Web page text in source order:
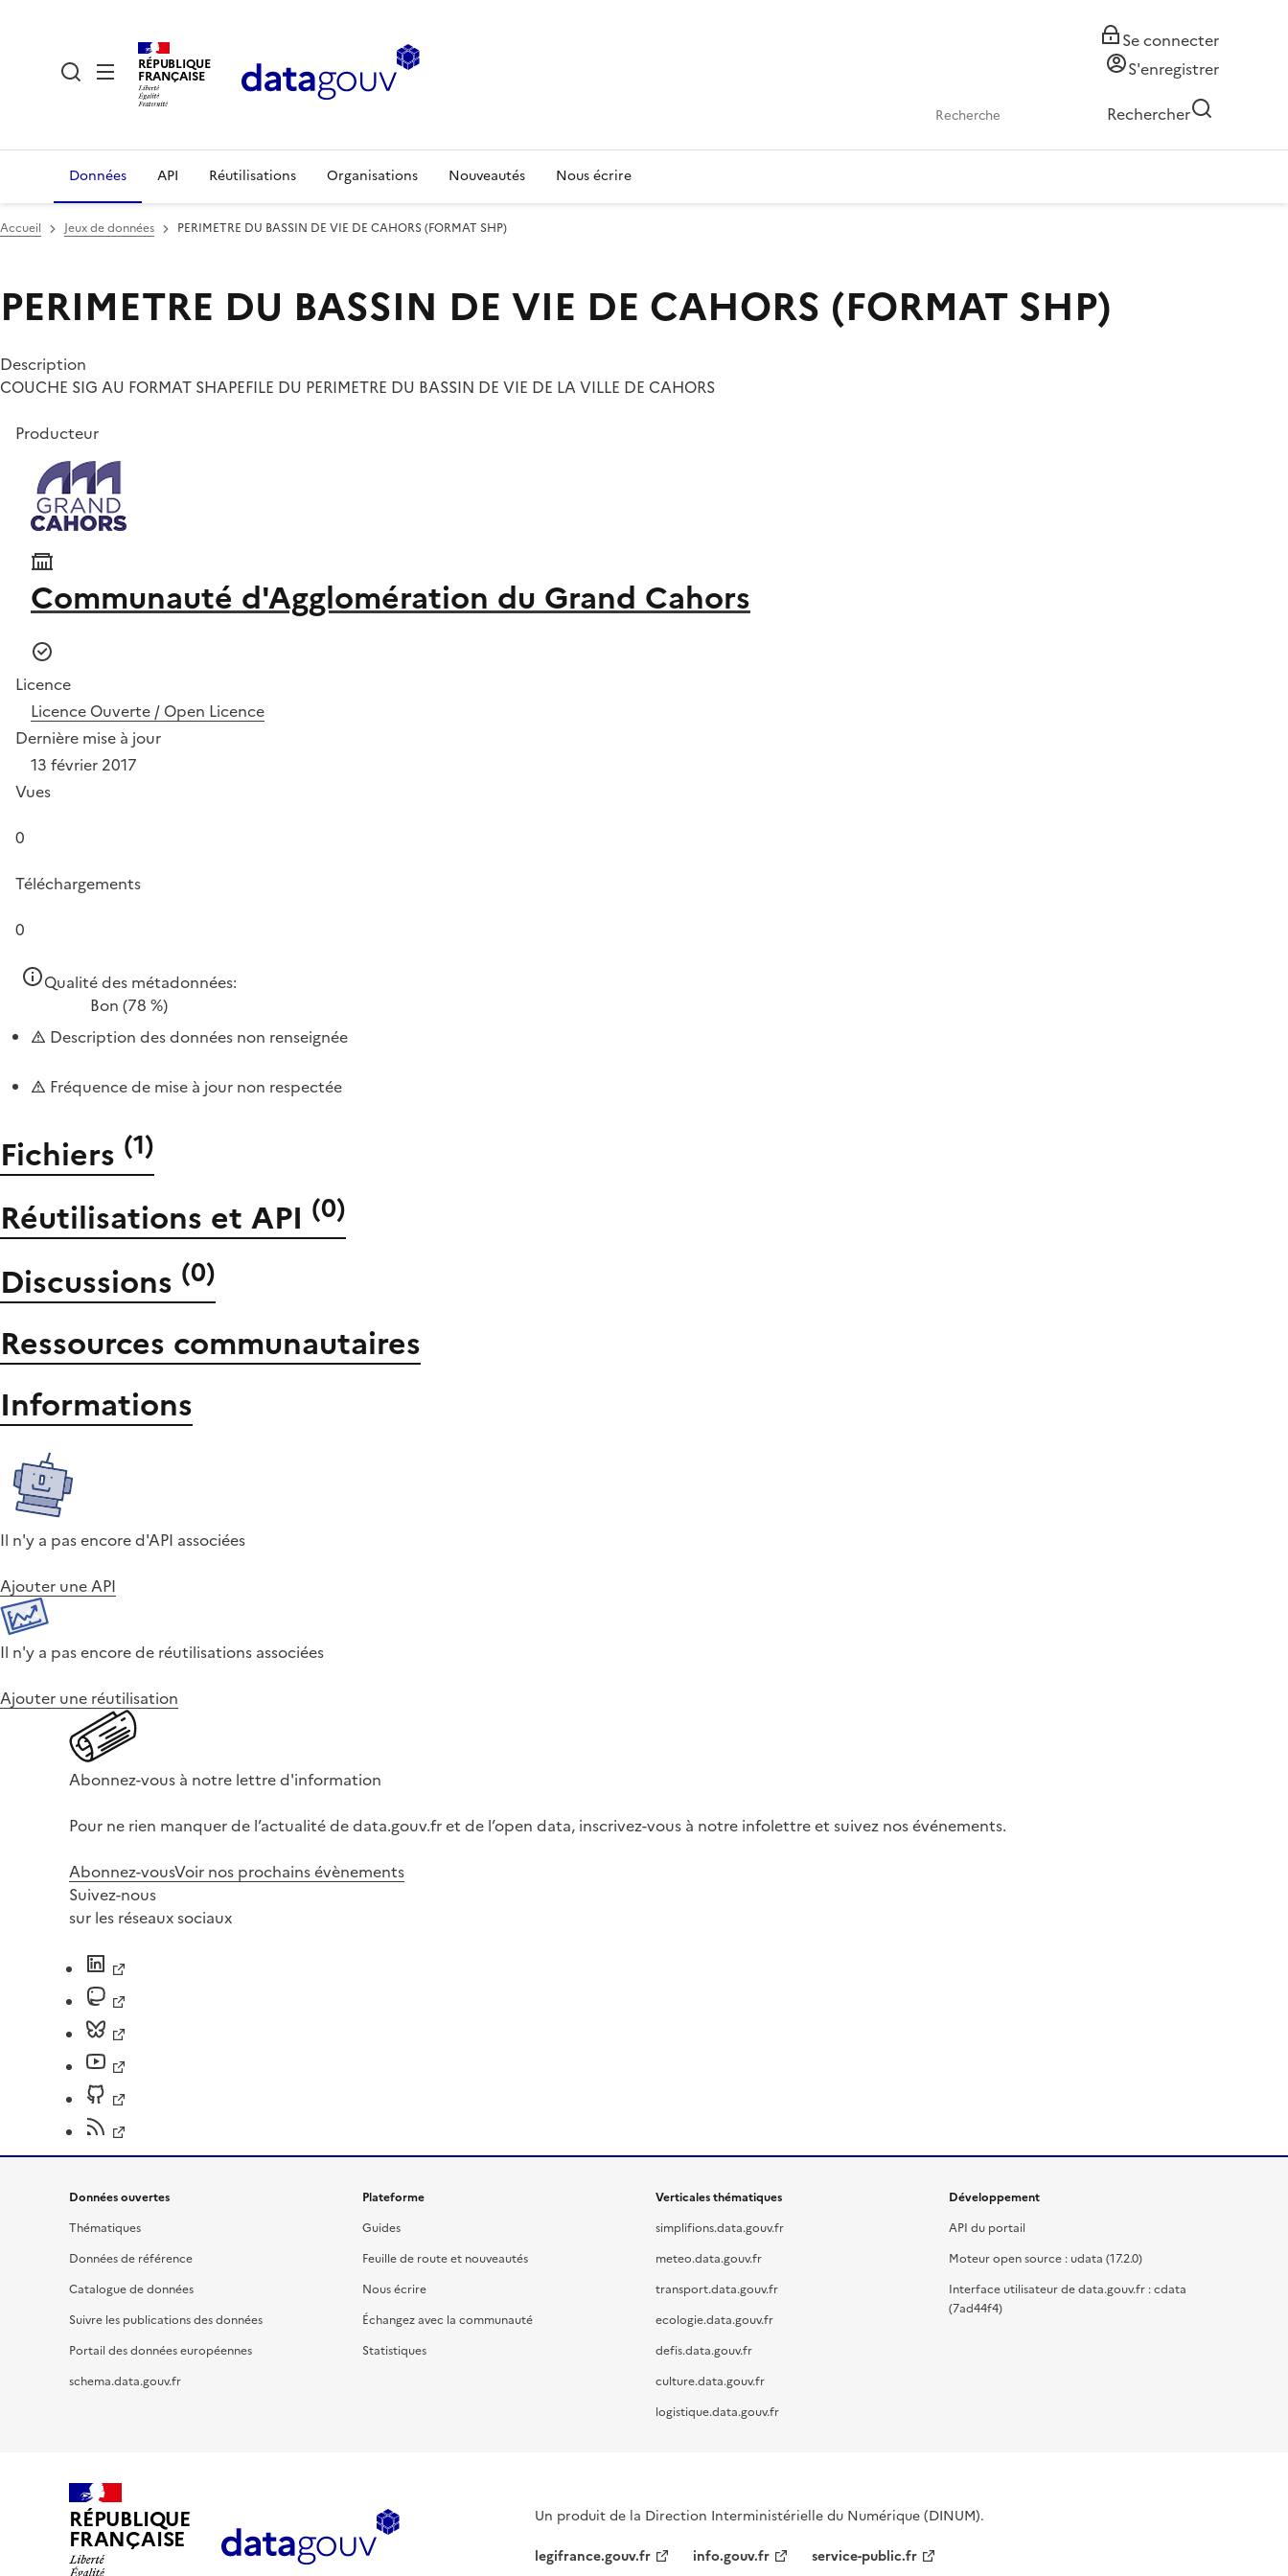
RÉPUBLIQUE
FRANÇAISE
Se connecter
S'enregistrer
Rechercher
Données API Réutilisations Organisations Nouveautés Nous écrire
Accueil Jeux de données PERIMETRE DU BASSIN DE VIE DE CAHORS (FORMAT SHP)
PERIMETRE DU BASSIN DE VIE DE CAHORS (FORMAT SHP)
Description
COUCHE SIG AU FORMAT SHAPEFILE DU PERIMETRE DU BASSIN DE VIE DE LA VILLE DE CAHORS
Producteur
Communauté d'Agglomération du Grand Cahors
Licence
Licence Ouverte / Open Licence
Dernière mise à jour
13 février 2017
Vues
0
Téléchargements
0
Qualité des métadonnées:
Bon (78 %)
Description des données non renseignée
Fréquence de mise à jour non respectée
Fichiers (1)
Réutilisations et API (0)
Discussions (0)
Ressources communautaires
Informations
Il n'y a pas encore d'API associées
Ajouter une API
Il n'y a pas encore de réutilisations associées
Ajouter une réutilisation
Abonnez-vous à notre lettre d'information
Pour ne rien manquer de l’actualité de data.gouv.fr et de l’open data, inscrivez-vous à notre infolettre et suivez nos événements.
Abonnez-vousVoir nos prochains évènements
Suivez-nous
sur les réseaux sociaux
Données ouvertes
Thématiques
Données de référence
Catalogue de données
Suivre les publications des données
Portail des données européennes
schema.data.gouv.fr
Plateforme
Guides
Feuille de route et nouveautés
Nous écrire
Échangez avec la communauté
Statistiques
Verticales thématiques
simplifions.data.gouv.fr
meteo.data.gouv.fr
transport.data.gouv.fr
ecologie.data.gouv.fr
defis.data.gouv.fr
culture.data.gouv.fr
logistique.data.gouv.fr
Développement
API du portail
Moteur open source : udata (17.2.0)
Interface utilisateur de data.gouv.fr : cdata
(7ad44f4)
RÉPUBLIQUE
FRANÇAISE
Un produit de la Direction Interministérielle du Numérique (DINUM).
legifrance.gouv.fr
info.gouv.fr service-public.fr